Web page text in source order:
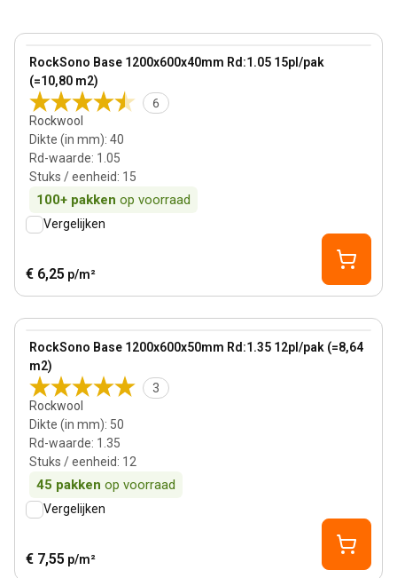
RockSono Base 1200x600x40mm Rd:1.05 15pl/pak
(=10,80 m2)
6
Rockwool
Dikte (in mm): 40
Rd-waarde: 1.05
Stuks / eenheid: 15
100+ pakken op voorraad
View product
Vergelijken
€ 6,25 p/m²
RockSono Base 1200x600x50mm Rd:1.35 12pl/pak (=8,64
m2)
3
Rockwool
Dikte (in mm): 50
Rd-waarde: 1.35
Stuks / eenheid: 12
45 pakken op voorraad
View product
Vergelijken
€ 7,55 p/m²